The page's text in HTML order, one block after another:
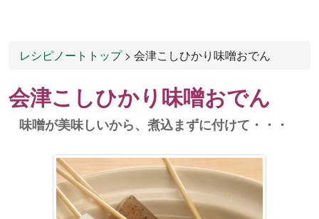
レシピノートトップ> 会津こしひかり味噌おでん
会津こしひかり味噌おでん
味噌が美味しいから、煮込まずに付けて・・・